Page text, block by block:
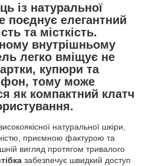
із натуральної
поєднує елегантний
та місткість.
внутрішньому
легко вміщує не
купюри та
тому може
як компактний клатч
натуральної шкіри,
приємною фактурою та
вигляд протягом тривалого
забезпечує швидкий доступ